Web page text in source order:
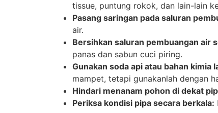
tissue, puntung rokok, dan lain-lain
Pasang saringan pada saluran
air.
Bersihkan saluran pembuangan air
panas dan sabun cuci piring.
Gunakan soda api atau bahan kimia
mampet, tetapi gunakanlah dengan
Hindari menanam pohon di dekat
Periksa kondisi pipa secara berkala: